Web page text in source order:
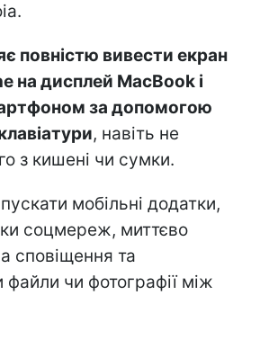
повністю вивести екран
на дисплей MacBook і
за допомогою
, навіть не
з кишені чи сумки.
мобільні додатки,
соцмереж, миттєво
сповіщення та
файли чи фотографії між